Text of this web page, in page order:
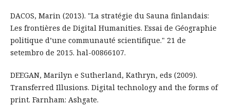
DACOS, Marin (2013). "La stratégie du Sauna finlandais:
Les frontières de Digital Humanities. Essai de Géographie
politique d’une communauté scientifique." 21 de
setembro de 2015. hal-00866107.
DEEGAN, Marilyn e Sutherland, Kathryn, eds (2009).
Transferred Illusions. Digital technology and the forms of
print. Farnham: Ashgate.